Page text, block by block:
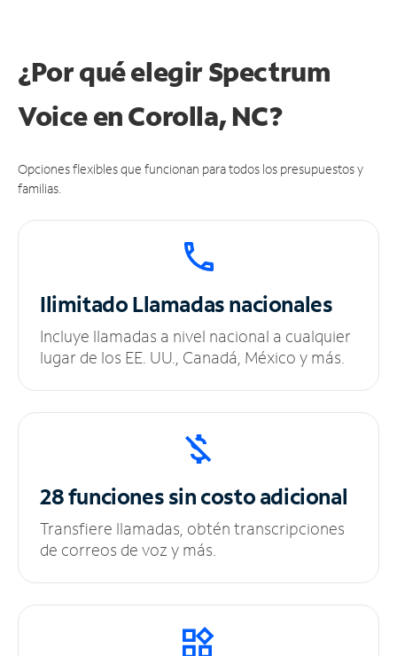
¿Por qué elegir Spectrum
Voice en Corolla, NC?
Opciones flexibles que funcionan para todos los presupuestos y
familias.
IlimitadoLlamadas nacionales
Incluye llamadas a nivel nacional a cualquier
lugar de los EE. UU., Canadá, México y más.
28 funciones sincosto adicional
Transfiere llamadas, obtén transcripciones
de correos de voz y más.